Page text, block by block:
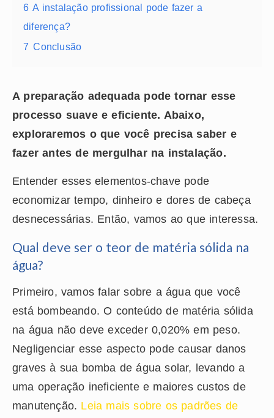
6 A instalação profissional pode fazer a
diferença?
7 Conclusão
A preparação adequada pode tornar esse
processo suave e eficiente. Abaixo,
exploraremos o que você precisa saber e
fazer antes de mergulhar na instalação.
Entender esses elementos-chave pode
economizar tempo, dinheiro e dores de cabeça
desnecessárias. Então, vamos ao que interessa.
Qual deve ser o teor de matéria sólida na
água?
Primeiro, vamos falar sobre a água que você
está bombeando. O conteúdo de matéria sólida
na água não deve exceder 0,020% em peso.
Negligenciar esse aspecto pode causar danos
graves à sua bomba de água solar, levando a
uma operação ineficiente e maiores custos de
manutenção. Leia mais sobre os padrões de